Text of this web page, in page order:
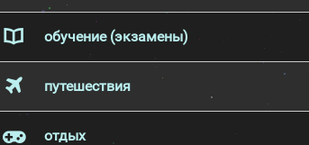
обучение (экзамены)
путешествия
отдых